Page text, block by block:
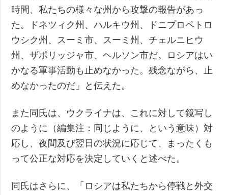
時間、私たちの様々な州から攻撃の報告があっ
た。ドネツィク州、ハルキウ州、ドニプロペトロ
ウシク州、スーミ市、スーミ州、チェルニヒウ
州、ザポリッジャ市、ヘルソン市だ。ロシアはい
かなる軍事活動も止めなかった。残念ながら、止
めなかったのだ」と伝えた。
また同氏は、ウクライナは、これに対して鏡写し
のように（編集注：同じように、という意味）対
応し、夜間及び翌日の状況に応じて、まったくも
って公正な対応を決定していくと述べた。
同氏はさらに、「ロシアは私たちから停戦と外交